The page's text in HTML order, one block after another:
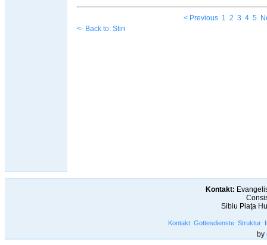
< Previous 1 2 3 4 5
<- Back to: Stiri
Kontakt:
Sibiu Piaţa
Kontakt Gottesdienste Struktur
by